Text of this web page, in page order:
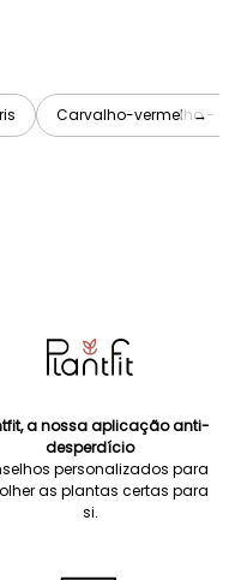
Carvalho-vermelho -
→
a nossa aplicação anti-
desperdício
personalizados para
as plantas certas para
si.